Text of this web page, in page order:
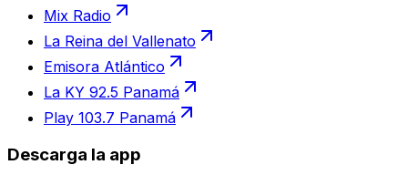
Mix Radio
La Reina del Vallenato
Emisora Atlántico
La KY 92.5 Panamá
Play 103.7 Panamá
Descarga la app